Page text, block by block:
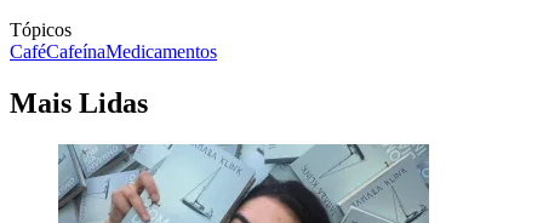
Tópicos
CaféCafeínaMedicamentos
Mais Lidas